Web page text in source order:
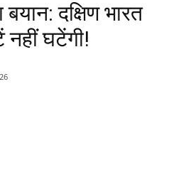
दक्षिण भारत
घटेंगी!